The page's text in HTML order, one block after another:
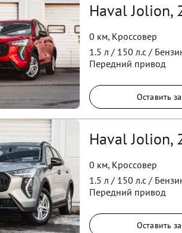
Haval Jolion,
0 км, Кроссовер
1.5 л / 150 л.с /
Передний привод
Оставить
Haval Jolion,
0 км, Кроссовер
1.5 л / 150 л.с /
Передний привод
Оставить